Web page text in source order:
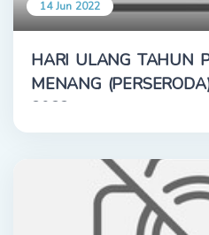
14 Jun 2022
HARI ULANG TAHUN
MENANG
2022